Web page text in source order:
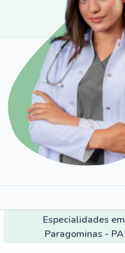
Especialidades em
Paragominas - PA